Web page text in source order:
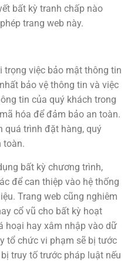
bất kỳ tranh chấp nào
trang web này.
trọng việc bảo mật thông tin
bảo vệ thông tin và việc
tin của quý khách trong
hóa để đảm bảo an toàn.
quá trình đặt hàng, quý
toàn.
bất kỳ chương trình,
để can thiệp vào hệ thống
Trang web cũng nghiêm
cổ vũ cho bất kỳ hoạt
hoại hay xâm nhập vào dữ
tổ chức vi phạm sẽ bị tước
truy tố trước pháp luật nếu